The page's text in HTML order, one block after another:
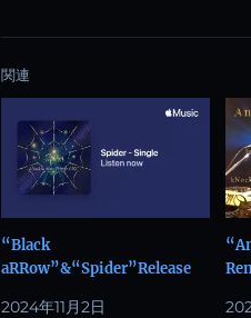
関連
“Black
aRRow”&“Spider”Release
2024年11月2日